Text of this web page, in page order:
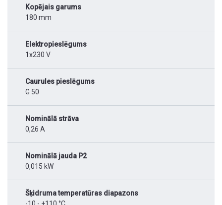
Kopējais garums
180 mm
Elektropieslēgums
1x230 V
Caurules pieslēgums
G 50
Nominālā strāva
0,26 A
Nominālā jauda P2
0,015 kW
Šķidruma temperatūras diapazons